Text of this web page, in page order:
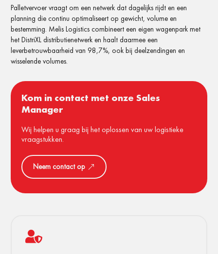
Palletvervoer vraagt om een netwerk dat dagelijks rijdt en een
planning die continu optimaliseert op gewicht, volume en
bestemming. Melis Logistics combineert een eigen wagenpark met
het DistriXL distributienetwerk en haalt daarmee een
leverbetrouwbaarheid van 98,7%, ook bij deelzendingen en
wisselende volumes.
Kom in contact met onze Sales
Manager
Wij helpen u graag bij het oplossen van uw logistieke
vraagstukken.
Neem contact op
